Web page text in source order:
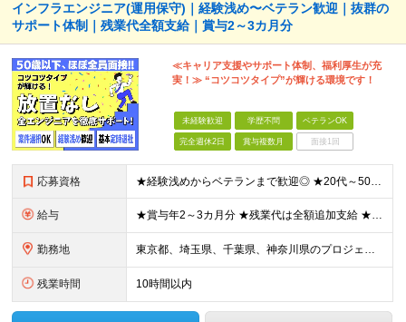
インフラエンジニア(運用保守)｜経験浅め〜ベテラン歓迎｜抜群の
サポート体制｜残業代全額支給｜賞与2～3カ月分
≪キャリア支援やサポート体制、福利厚生が充
実！≫ “コツコツタイプ”が輝ける環境です！
未経験歓迎 学歴不問 ベテランOK
完全週休2日 賞与複数月 面接1回
応募資格 ★経験浅めからベテランまで歓迎◎ ★20代～50代幅広く活躍中！ ■ネットワーク・サーバの運用保守経験をお持ちの方 ※ある程度ログ解析ができる方を想定しています ■学歴不問・第二新卒歓迎 ■ブランク
給与 ★賞与年2～3カ月分 ★残業代は全額追加支給 ★手当や祝い金など充実 ★退職金制度もあり、安心して長く働けます！ 月給30万円～34万円＋賞与(※入社2年目から支給) ◎経験・スキル等を考慮のうえ
勤務地 東京都、埼玉県、千葉県、神奈川県のプロジェクト先での勤務 ★勤務地の希望を考慮します(案件選択可) ★転居を伴う転勤はありません ■本社 東京都千代田区五番町12 五番町Ｋビル3Ｆ (変更の範囲
残業時間 10時間以内